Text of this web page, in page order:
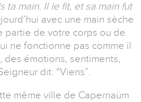
ta main. Il le fit, et sa main fut
avec une main sèche
partie de votre corps ou de
ne fonctionne pas comme il
des émotions, sentiments,
dit: “Viens”.
même ville de Capernaüm